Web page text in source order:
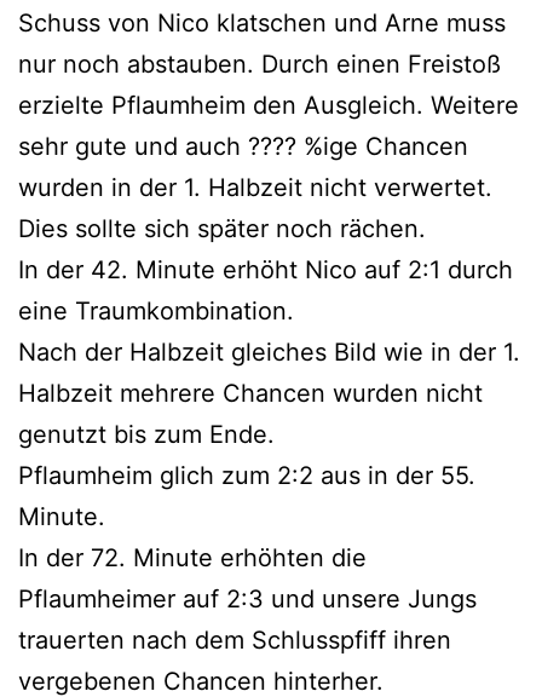
Schuss von Nico klatschen und Arne muss
nur noch abstauben. Durch einen Freistoß
erzielte Pflaumheim den Ausgleich. Weitere
sehr gute und auch ???? %ige Chancen
wurden in der 1. Halbzeit nicht verwertet.
Dies sollte sich später noch rächen.
In der 42. Minute erhöht Nico auf 2:1 durch
eine Traumkombination.
Nach der Halbzeit gleiches Bild wie in der 1.
Halbzeit mehrere Chancen wurden nicht
genutzt bis zum Ende.
Pflaumheim glich zum 2:2 aus in der 55.
Minute.
In der 72. Minute erhöhten die
Pflaumheimer auf 2:3 und unsere Jungs
trauerten nach dem Schlusspfiff ihren
vergebenen Chancen hinterher.